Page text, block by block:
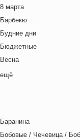
Венгерская кухня
Греческая кухня
Грузинская кухня
Еврейская кухня
Европейская кухня
Индийская кухня
8 марта
Барбекю
Будние дни
Бюджетные
Весна
Выходные дни
День отца
ещё
Баранина
Бобовые / Чечевица /